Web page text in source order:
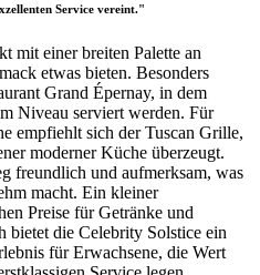
Service vereint."
mit einer breiten Palette an
etwas bieten. Besonders
Grand Épernay, in dem
Niveau serviert werden. Für
empfiehlt sich der Tuscan Grille,
moderner Küche überzeugt.
freundlich und aufmerksam, was
macht. Ein kleiner
Preise für Getränke und
bietet die Celebrity Solstice ein
für Erwachsene, die Wert